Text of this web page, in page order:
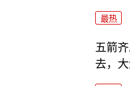
最热
五箭
去，